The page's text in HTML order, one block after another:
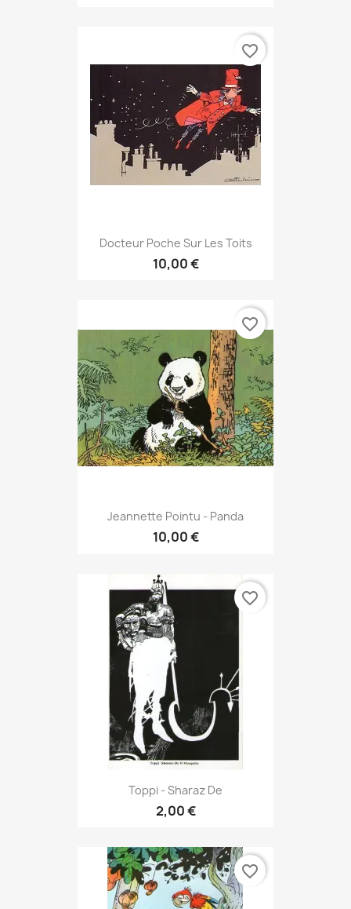
Docteur Poche Sur Les Toits
10,00 €
favorite_border
Jeannette Pointu - Panda
10,00 €
favorite_border
Toppi - Sharaz De
2,00 €
favorite_border
favorite_border